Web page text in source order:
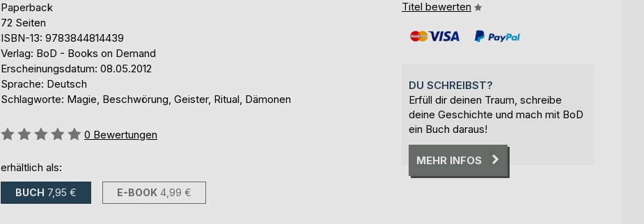
Paperback
72 Seiten
ISBN-13: 9783844814439
Verlag: BoD - Books on Demand
Erscheinungsdatum: 08.05.2012
Sprache: Deutsch
Schlagworte: Magie, Beschwörung, Geister, Ritual, Dämonen
Bewertung::
0 Bewertungen
erhältlich als:
BUCH 7,95 € E-BOOK 4,99 €
Titel bewerten
DU SCHREIBST?
Erfüll dir deinen Traum, schreibe
deine Geschichte und mach mit BoD
ein Buch daraus!
MEHR INFOS